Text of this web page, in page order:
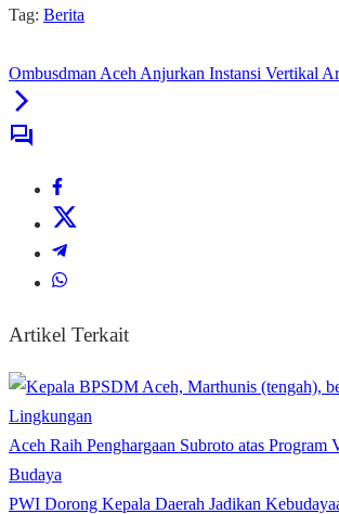
Tag: Berita
Ombusdman Aceh Anjurkan Instansi Vertikal
Artikel Terkait
Lingkungan
Aceh Raih Penghargaan Subroto atas Program
Budaya
PWI Dorong Kepala Daerah Jadikan